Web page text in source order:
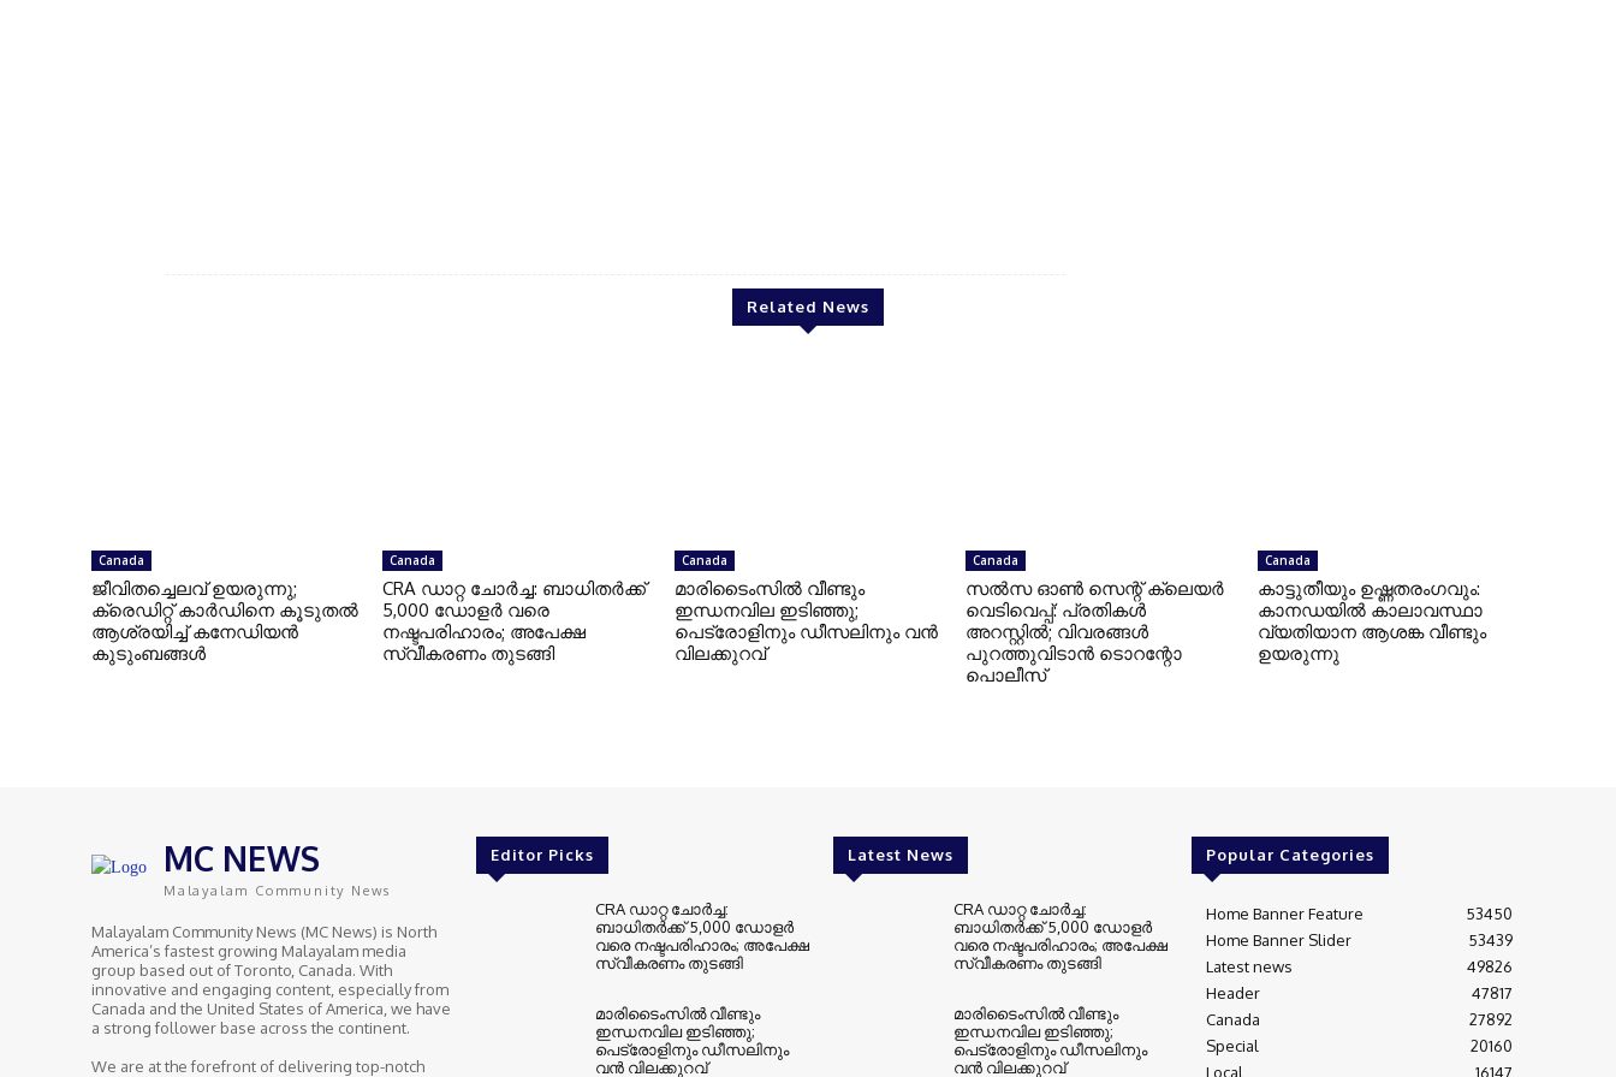
Related News
Canada
ജീവിതച്ചെലവ് ഉയരുന്നു;
ക്രെഡിറ്റ് കാർഡിനെ കൂടുതൽ
ആശ്രയിച്ച് കനേഡിയൻ
കുടുംബങ്ങൾ
Canada
CRA ഡാറ്റ ചോർച്ച: ബാധിതർക്ക്
5,000 ഡോളർ വരെ
നഷ്ടപരിഹാരം; അപേക്ഷ
സ്വീകരണം തുടങ്ങി
Canada
മാരിടൈംസിൽ വീണ്ടും
ഇന്ധനവില ഇടിഞ്ഞു;
പെട്രോളിനും ഡീസലിനും വൻ
വിലക്കുറവ്
Canada
സൽസ ഓൺ സെന്റ് ക്ലെയർ
വെടിവെപ്പ്: പ്രതികൾ
അറസ്റ്റിൽ; വിവരങ്ങൾ
പുറത്തുവിടാൻ ടൊറന്റോ
പൊലീസ്
Canada
കാട്ടുതീയും ഉഷ്ണതരംഗവും:
കാനഡയിൽ കാലാവസ്ഥാ
വ്യതിയാന ആശങ്ക വീണ്ടും
ഉയരുന്നു
MC NEWS
Malayalam Community News
Malayalam Community News (MC News) is North
America’s fastest growing Malayalam media
group based out of Toronto, Canada. With
innovative and engaging content, especially from
Canada and the United States of America, we have
a strong follower base across the continent.
We are at the forefront of delivering top-notch
Editor Picks
CRA ഡാറ്റ ചോർച്ച:
ബാധിതർക്ക് 5,000 ഡോളർ
വരെ നഷ്ടപരിഹാരം; അപേക്ഷ
സ്വീകരണം തുടങ്ങി
മാരിടൈംസിൽ വീണ്ടും
ഇന്ധനവില ഇടിഞ്ഞു;
പെട്രോളിനും ഡീസലിനും
വൻ വിലക്കുറവ്
Latest News
CRA ഡാറ്റ ചോർച്ച:
ബാധിതർക്ക് 5,000 ഡോളർ
വരെ നഷ്ടപരിഹാരം; അപേക്ഷ
സ്വീകരണം തുടങ്ങി
മാരിടൈംസിൽ വീണ്ടും
ഇന്ധനവില ഇടിഞ്ഞു;
പെട്രോളിനും ഡീസലിനും
വൻ വിലക്കുറവ്
Popular Categories
Home Banner Feature
53450
Home Banner Slider
53439
Latest news
49826
Header
47817
Canada
27892
Special
20160
Local
16147